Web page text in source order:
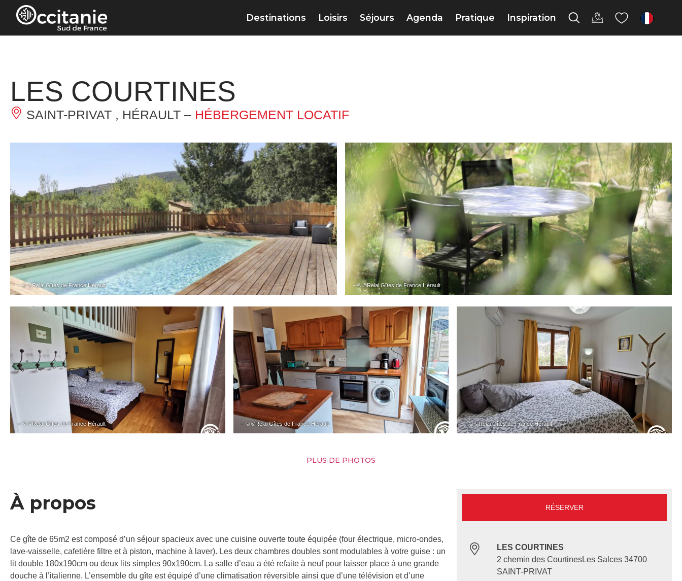
Panneau de gestion des cookies
Destinations Loisirs Séjours Agenda Pratique Inspiration fr
LES COURTINES
SAINT-PRIVAT , HÉRAULT – HÉBERGEMENT LOCATIF
– © ©Relai Gîtes de France Hérault – © ©Relai Gîtes de France Hérault
– © ©Relai Gîtes de France Hérault – © ©Relai Gîtes de France Hérault – © ©Relai Gîtes de France Hérault
PLUS DE PHOTOS
À propos
Ce gîte de 65m2 est composé d’un séjour spacieux avec une cuisine ouverte toute équipée (four électrique, micro-ondes,
lave-vaisselle, cafetière filtre et à piston, machine à laver). Les deux chambres doubles sont modulables à votre guise : un
lit double 180x190cm ou deux lits simples 90x190cm. La salle d’eau a été refaite à neuf pour laisser place à une grande
douche à l’italienne. L’ensemble du gîte est équipé d’une climatisation réversible ainsi que d’une télévision et d’une
RÉSERVER
LES COURTINES
2 chemin des CourtinesLes Salces 34700
SAINT-PRIVAT